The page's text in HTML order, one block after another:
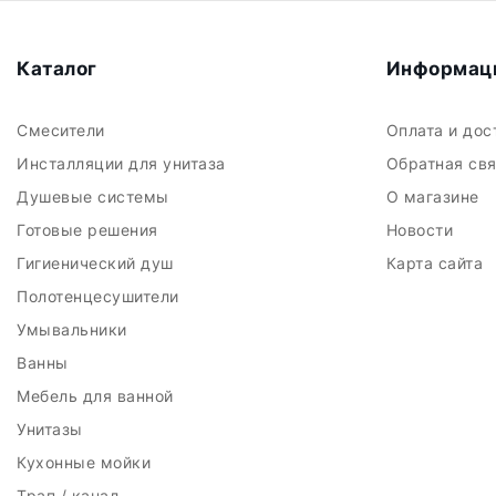
Каталог
Смесители
Инсталляции для унитаза
Душевые системы
Готовые решения
Гигиенический душ
Полотенцесушители
Умывальники
Ванны
Мебель для ванной
Унитазы
Кухонные мойки
Оплата и
Обратная
О магазине
Новости
Карта сайта